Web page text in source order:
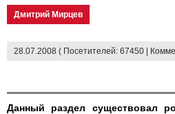
Дмитрий Мирцев
28.07.2008 ( Посетителей: 67450 |
Данный раздел существовал